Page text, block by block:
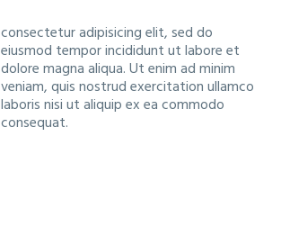
consectetur adipisicing elit, sed do
eiusmod tempor incididunt ut labore et
dolore magna aliqua. Ut enim ad minim
veniam, quis nostrud exercitation ullamco
laboris nisi ut aliquip ex ea commodo
consequat.